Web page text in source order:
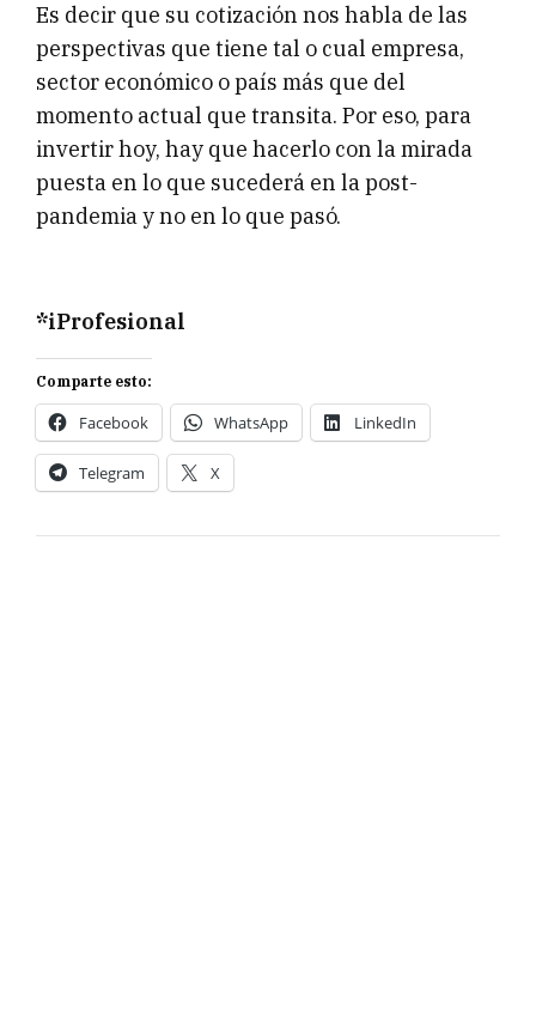
Es decir que su cotización nos habla de las
perspectivas que tiene tal o cual empresa,
sector económico o país más que del
momento actual que transita. Por eso, para
invertir hoy, hay que hacerlo con la mirada
puesta en lo que sucederá en la post-
pandemia y no en lo que pasó.
*iProfesional
Comparte esto:
Facebook WhatsApp LinkedIn
Telegram X